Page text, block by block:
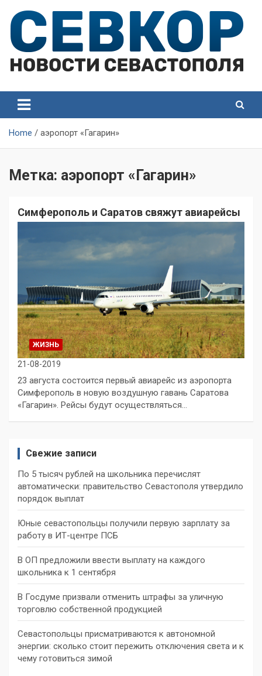
content
Севастополя
Севастополя
Home аэропорт «Гагарин»
Метка: аэропорт «Гагарин»
Симферополь и Саратов свяжут авиарейсы
ЖИЗНЬ
21-08-2019
23 августа состоится первый авиарейс из аэропорта
Симферополь в новую воздушную гавань Саратова
«Гагарин». Рейсы будут осуществляться…
Свежие записи
По 5 тысяч рублей на школьника перечислят
автоматически: правительство Севастополя утвердило
порядок выплат
Юные севастопольцы получили первую зарплату за
работу в ИТ-центре ПСБ
В ОП предложили ввести выплату на каждого
школьника к 1 сентября
В Госдуме призвали отменить штрафы за уличную
торговлю собственной продукцией
Севастопольцы присматриваются к автономной
энергии: сколько стоит пережить отключения света и к
чему готовиться зимой